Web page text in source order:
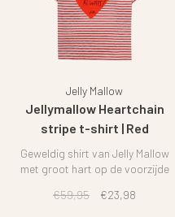
Jelly Mallow
Jellymallow Heartchain
stripe t-shirt | Red
Geweldig shirt van Jelly Mallow
met groot hart op de voorzijde
€59,95
€23,98